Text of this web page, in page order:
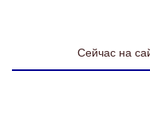
Сейчас на